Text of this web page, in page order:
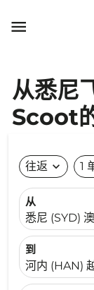

从悉尼
Scoot
往返 expand_more 1
从
悉尼 (SYD)
到
河内 (HAN)